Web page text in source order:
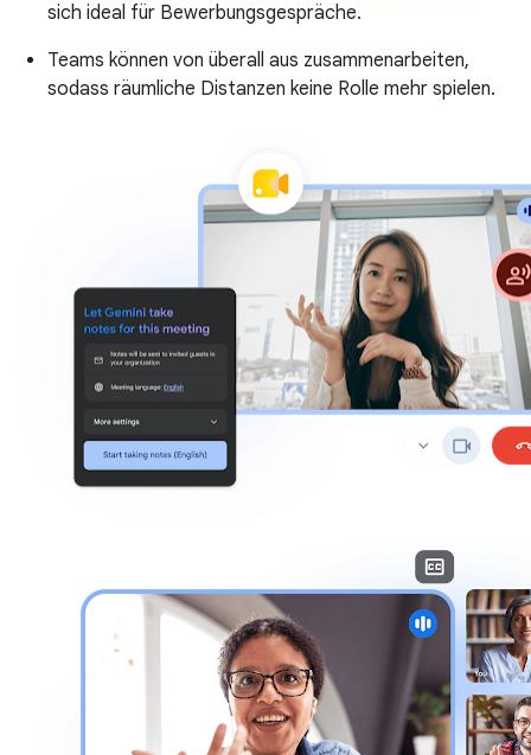
sich ideal für Bewerbungsgespräche.
Teams können von überall aus zusammenarbeiten,
sodass räumliche Distanzen keine Rolle mehr spielen.